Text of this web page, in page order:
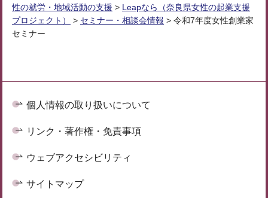
性の就労・地域活動の支援 > Leapなら（奈良県女性の起業支援
プロジェクト）
> セミナー・相談会情報 > 令和7年度女性創業家
セミナー
個人情報の取り扱いについて
リンク・著作権・免責事項
ウェブアクセシビリティ
サイトマップ